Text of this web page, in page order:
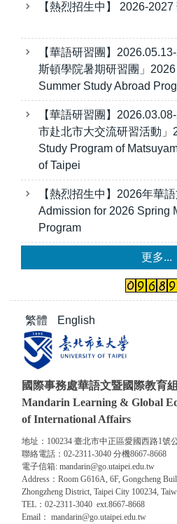
【熱烈招生中】 2026-
【華語研習團】
斯頓學院暑期研習團」
Summer Study Abroad
【華語研習團】
市赴北市大交流研習活動」
Study Program of
of Taipei
【熱烈招生中】2026年華
Admission for 2026 Spring
Program
更多...
繁體 English
國際事務處華語文暨國際教育組
Mandarin Learning & Global
of International Affairs
地址：100234 臺北市中正區愛國西路1號
聯絡電話：02-2311-3040 分機8667-8668
電子信箱: mandarin@go.utaipei.edu.tw
Address：Room G616A, 6F, Gongcheng
Zhongzheng District, Taipei City 100234,
TEL：02-2311-3040 ext.8667-8668
Email： mandarin@go.utaipei.edu.tw